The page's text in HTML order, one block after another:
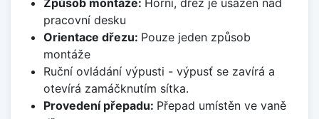
Způsob montáže: Horní, dřez je usazen nad
pracovní desku
Orientace dřezu: Pouze jeden způsob
montáže
Ruční ovládání výpusti - výpusť se zavírá a
otevírá zamáčknutím sítka.
Provedení přepadu: Přepad umístěn ve vaně